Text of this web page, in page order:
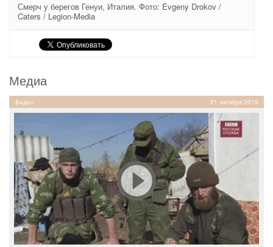
Смерч у берегов Генуи, Италия. Фото: Evgeny Drokov /
Caters / Legion-Media
Медиа
Видео 21 октября 2015